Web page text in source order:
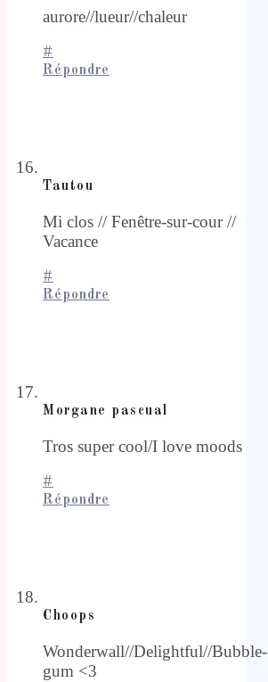
aurore//lueur//chaleur
#
Répondre
Tautou
Mi clos // Fenêtre-sur-cour //
Vacance
#
Répondre
Morgane pascual
Tros super cool/I love moods
#
Répondre
Choops
Wonderwall//Delightful//Bubble-
gum <3